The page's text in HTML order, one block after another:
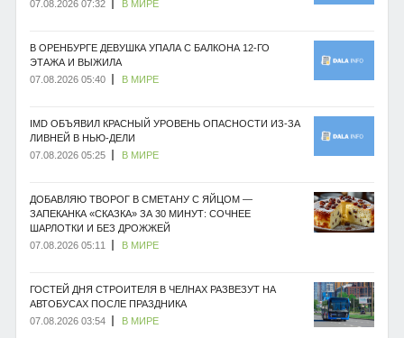
07.08.2026 07:32
В МИРЕ
В ОРЕНБУРГЕ ДЕВУШКА УПАЛА С БАЛКОНА 12-ГО
ЭТАЖА И ВЫЖИЛА
07.08.2026 05:40
В МИРЕ
IMD ОБЪЯВИЛ КРАСНЫЙ УРОВЕНЬ ОПАСНОСТИ ИЗ-ЗА
ЛИВНЕЙ В НЬЮ-ДЕЛИ
07.08.2026 05:25
В МИРЕ
ДОБАВЛЯЮ ТВОРОГ В СМЕТАНУ С ЯЙЦОМ —
ЗАПЕКАНКА «СКАЗКА» ЗА 30 МИНУТ: СОЧНЕЕ
ШАРЛОТКИ И БЕЗ ДРОЖЖЕЙ
07.08.2026 05:11
В МИРЕ
ГОСТЕЙ ДНЯ СТРОИТЕЛЯ В ЧЕЛНАХ РАЗВЕЗУТ НА
АВТОБУСАХ ПОСЛЕ ПРАЗДНИКА
07.08.2026 03:54
В МИРЕ